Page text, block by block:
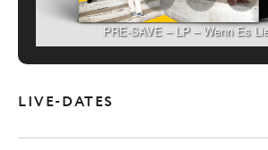
PRE-SAVE – LP – Wenn Es
LIVE-DATES